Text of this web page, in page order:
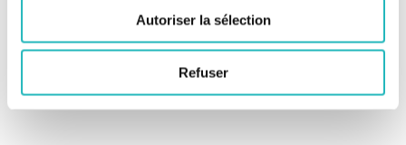
Autoriser la sélection
Refuser
et devraient durer jusqu’en février prochain.